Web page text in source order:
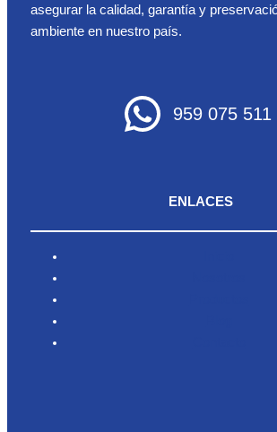
asegurar la calidad, garantía y
ambiente en nuestro país.
959 075 511
ENLACES